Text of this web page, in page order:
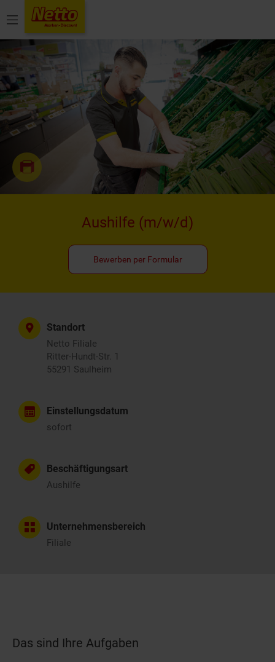
Menü
Aushilfe (m/w/d)
Bewerben per Formular
Standort
Netto Filiale
Ritter-Hundt-Str. 1
55291 Saulheim
Einstellungsdatum
sofort
Beschäftigungsart
Aushilfe
Unternehmensbereich
Filiale
Das sind Ihre Aufgaben